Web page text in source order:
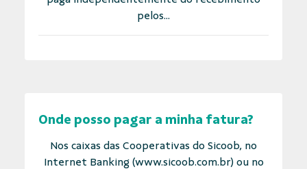
pelos...
Onde posso pagar a minha fatura?
Nos caixas das Cooperativas do Sicoob, no
Internet Banking (www.sicoob.com.br) ou no